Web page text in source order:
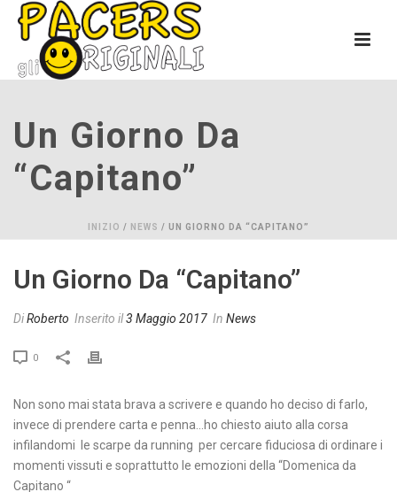
Un Giorno Da
“Capitano”
INIZIO / NEWS / UN GIORNO DA “CAPITANO”
Un Giorno Da “Capitano”
DiRoberto Inserito il3 Maggio 2017 In News
0
Non sono mai stata brava a scrivere e quando ho deciso di farlo,
invece di prendere carta e penna…ho chiesto aiuto alla corsa
infilandomi le scarpe da running per cercare fiduciosa di ordinare i
momenti vissuti e soprattutto le emozioni della “Domenica da
Capitano “